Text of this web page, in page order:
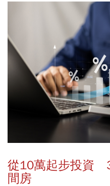
從10萬起步投資
間房